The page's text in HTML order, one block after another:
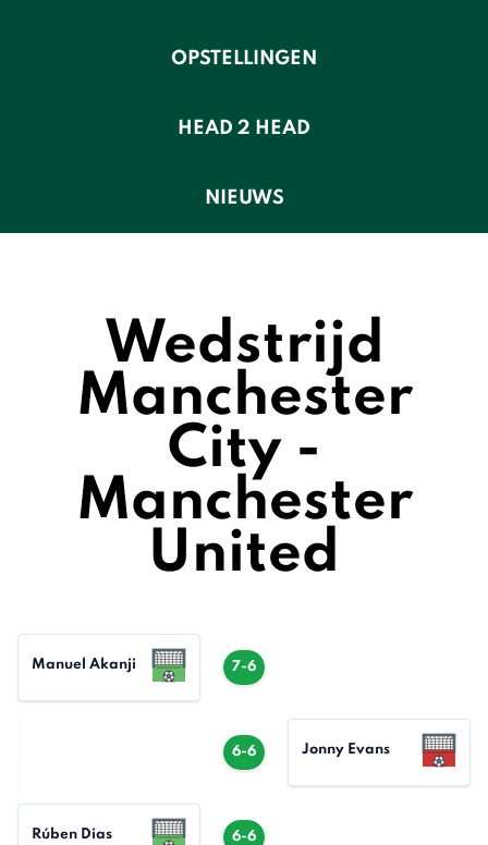
OPSTELLINGEN
HEAD 2 HEAD
NIEUWS
Wedstrijd
Manchester
City -
Manchester
United
7-6
Manuel Akanji
6-6 Jonny Evans
6-6
Rúben Dias